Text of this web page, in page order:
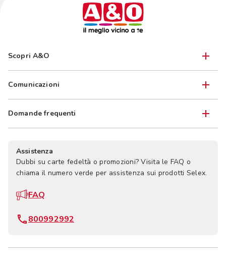
Scopri A&O
Comunicazioni
Domande frequenti
Assistenza
Dubbi su carte fedeltà o promozioni? Visita le FAQ o
chiama il numero verde per assistenza sui prodotti Selex.
FAQ
800992992